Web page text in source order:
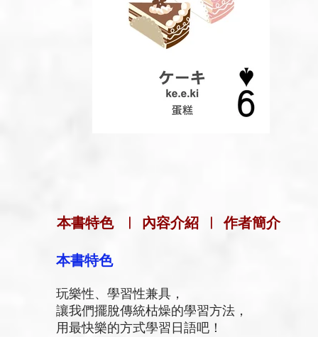
本書特色 | 內容介紹 | 作者簡介
本書特色
玩樂性、學習性兼具，
讓我們擺脫傳統枯燥的學習方法，
用最快樂的方式學習日語吧！